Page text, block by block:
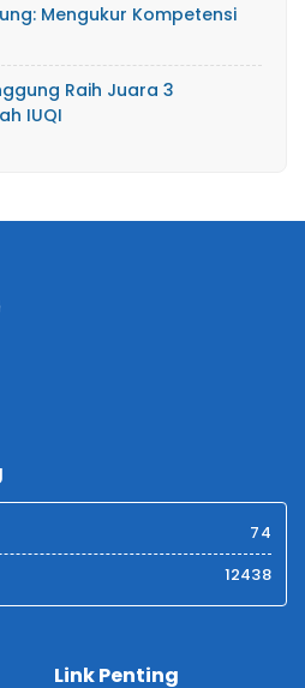
Mengukur Kompetensi
Raih Juara 3
IUQI
74
12438
Link Penting